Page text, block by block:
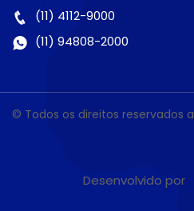
(11) 4112-9000
(11) 94808-2000
© Todos os direitos reservados a
Desenvolvido por